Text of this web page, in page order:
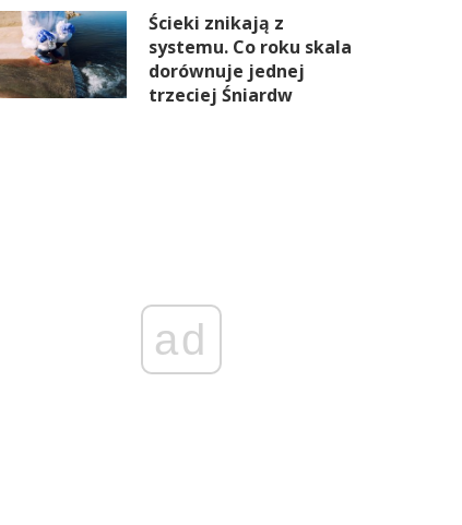
Ścieki znikają z
systemu. Co roku skala
dorównuje jednej
trzeciej Śniardw
ad